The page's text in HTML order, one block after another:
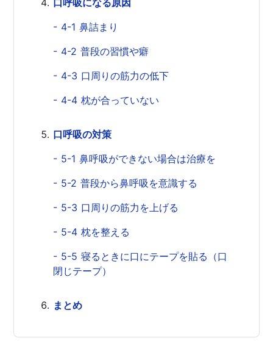
口呼吸になる原因
- 4-1 鼻詰まり
- 4-2 普段の習慣や癖
- 4-3 口周りの筋力の低下
- 4-4 枕が合っていない
口呼吸の対策
- 5-1 鼻呼吸ができない場合は治療を
- 5-2 普段から鼻呼吸を意識する
- 5-3 口周りの筋力を上げる
- 5-4 枕を整える
- 5-5 寝るときに口にテープを貼る（口
閉じテープ）
まとめ